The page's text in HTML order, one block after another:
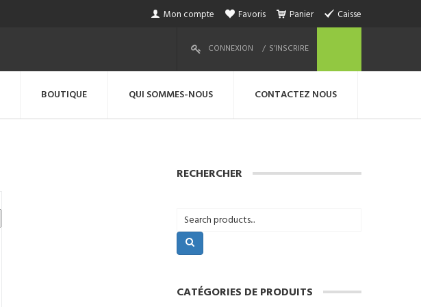
Mon compte Favoris Panier Caisse
CONNEXION S’INSCRIRE
BOUTIQUE QUI SOMMES-NOUS CONTACTEZ NOUS
RECHERCHER
CATÉGORIES DE PRODUITS